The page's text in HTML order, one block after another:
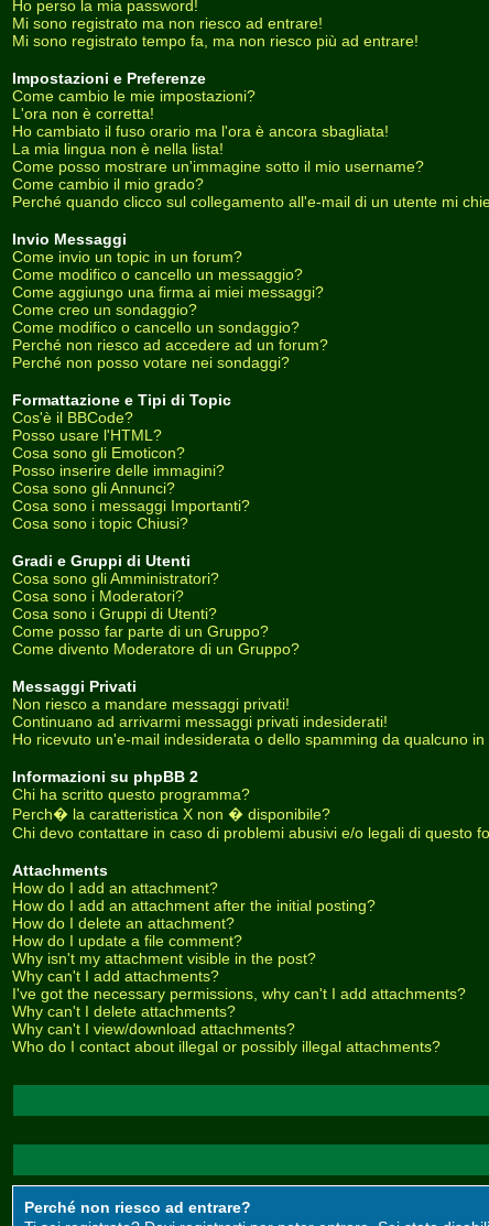
Ho perso la mia password!
Mi sono registrato ma non riesco ad entrare!
Mi sono registrato tempo fa, ma non riesco più ad entrare!
Impostazioni e Preferenze
Come cambio le mie impostazioni?
L'ora non è corretta!
Ho cambiato il fuso orario ma l'ora è ancora sbagliata!
La mia lingua non è nella lista!
Come posso mostrare un'immagine sotto il mio username?
Come cambio il mio grado?
Perché quando clicco sul collegamento all'e-mail di un utente mi
Invio Messaggi
Come invio un topic in un forum?
Come modifico o cancello un messaggio?
Come aggiungo una firma ai miei messaggi?
Come creo un sondaggio?
Come modifico o cancello un sondaggio?
Perché non riesco ad accedere ad un forum?
Perché non posso votare nei sondaggi?
Formattazione e Tipi di Topic
Cos'è il BBCode?
Posso usare l'HTML?
Cosa sono gli Emoticon?
Posso inserire delle immagini?
Cosa sono gli Annunci?
Cosa sono i messaggi Importanti?
Cosa sono i topic Chiusi?
Gradi e Gruppi di Utenti
Cosa sono gli Amministratori?
Cosa sono i Moderatori?
Cosa sono i Gruppi di Utenti?
Come posso far parte di un Gruppo?
Come divento Moderatore di un Gruppo?
Messaggi Privati
Non riesco a mandare messaggi privati!
Continuano ad arrivarmi messaggi privati indesiderati!
Ho ricevuto un'e-mail indesiderata o dello spamming da qualcuno
Informazioni su phpBB 2
Chi ha scritto questo programma?
Perch� la caratteristica X non � disponibile?
Chi devo contattare in caso di problemi abusivi e/o legali di questo
Attachments
How do I add an attachment?
How do I add an attachment after the initial posting?
How do I delete an attachment?
How do I update a file comment?
Why isn't my attachment visible in the post?
Why can't I add attachments?
I've got the necessary permissions, why can't I add attachments?
Why can't I delete attachments?
Why can't I view/download attachments?
Who do I contact about illegal or possibly illegal attachments?
Perché non riesco ad entrare?